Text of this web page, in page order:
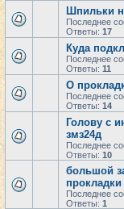
Шпильки
Последнее
Ответы: 17
Куда
Последнее
Ответы: 11
О
Последнее
Ответы: 14
Голову с
змз24д
Последнее
Ответы: 10
большой
прокладки
Последнее
Ответы: 1